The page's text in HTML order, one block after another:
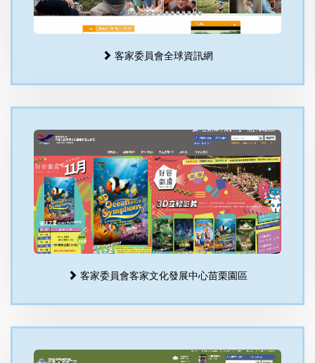
客家委員會全球資訊網
客家委員會客家文化發展中心苗栗園區